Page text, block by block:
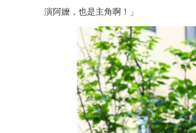
演阿嬤，也是主角啊！」